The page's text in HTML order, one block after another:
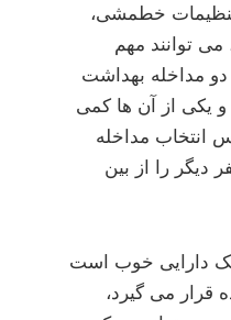
خطمشی،
توانند مهم
دو مداخله بهداشت
یکی از آن ها کمی
انتخاب مداخله
دیگر را از بین
یک دارایی خوب است
قرار می گیرد،